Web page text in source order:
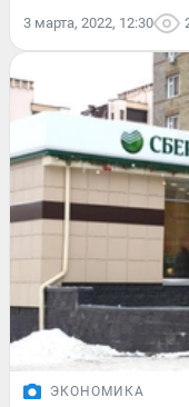
3 марта, 2022, 12:30
ЭКОНОМИКА